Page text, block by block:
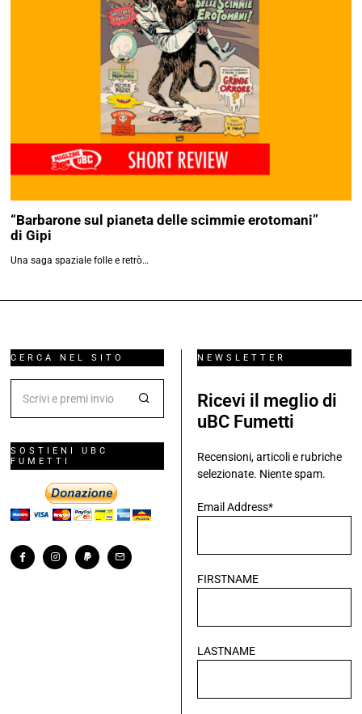
“Barbarone sul pianeta delle scimmie erotomani”
di Gipi
Una saga spaziale folle e retrò…
CERCA NEL SITO
SOSTIENI UBC
FUMETTI
NEWSLETTER
Ricevi il meglio di
uBC Fumetti
Recensioni, articoli e rubriche
selezionate. Niente spam.
Email Address*
FIRSTNAME
LASTNAME